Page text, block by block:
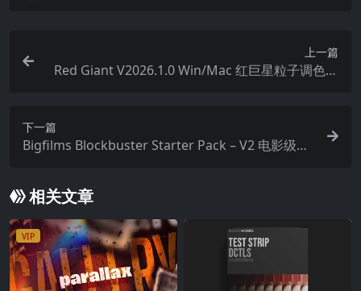
上一篇
Red Giant V2026.1.0 Win/Mac 红巨星粒子调色特
下一篇
Bigfilms Blockbuster Starter Pack – V2 电影级视
相关文章
VIP